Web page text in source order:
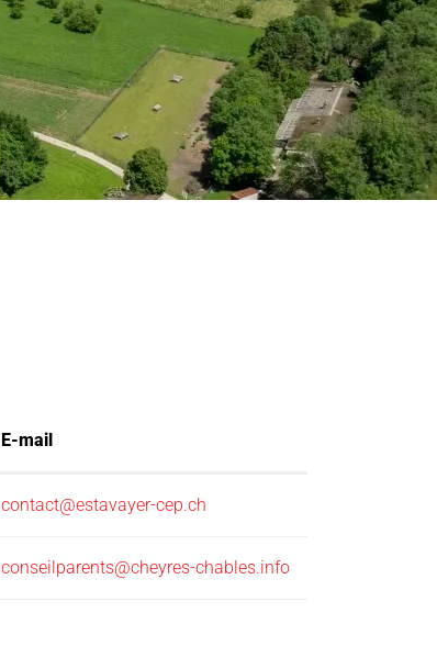
E-mail
contact@estavayer-cep.ch
conseilparents@cheyres-chables.info